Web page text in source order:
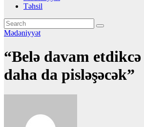
Təhsil
Mədəniyyət
“Belə davam
daha da pisləşəcək”